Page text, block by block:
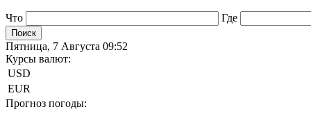
Что Где
Пятница, 7 Августа 09:52
Курсы валют:
USD
EUR
Прогноз погоды: